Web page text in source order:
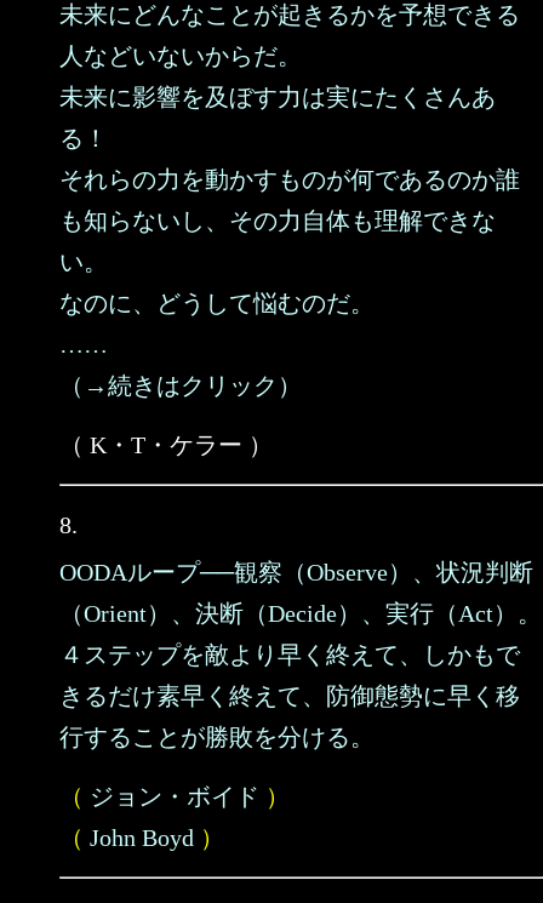
未来にどんなことが起きるかを予想できる
人などいないからだ。
未来に影響を及ぼす力は実にたくさんあ
る！
それらの力を動かすものが何であるのか誰
も知らないし、その力自体も理解できな
い。
なのに、どうして悩むのだ。
……
（→続きはクリック）
（ K・T・ケラー ）
8.
OODAループ──観察（Observe）、状況判断
（Orient）、決断（Decide）、実行（Act）。
４ステップを敵より早く終えて、しかもで
きるだけ素早く終えて、防御態勢に早く移
行することが勝敗を分ける。
（ ジョン・ボイド ）
（ John Boyd ）